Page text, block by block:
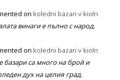
onkoledni bazari v kioln
винаги е пълно с народ.
onkoledni bazari v kioln
базари са много на брой и
дух на целия град.